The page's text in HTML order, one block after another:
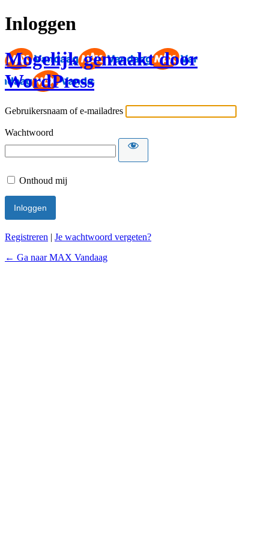
Inloggen
Mogelijk gemaakt door
WordPress
Gebruikersnaam of e-mailadres
Wachtwoord
Onthoud mij
Registreren | Je wachtwoord vergeten?
← Ga naar MAX Vandaag